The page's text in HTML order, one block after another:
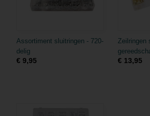
Assortiment sluitringen - 720-
delig
€ 9,95
Zeilringen
€ 13,95